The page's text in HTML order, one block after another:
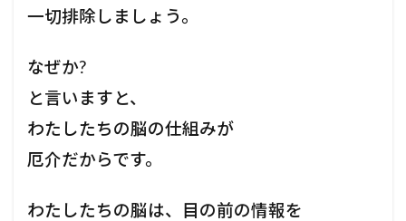
一切排除しましょう。
なぜか?
と言いますと、
わたしたちの脳の仕組みが
厄介だからです。
わたしたちの脳は、目の前の情報を